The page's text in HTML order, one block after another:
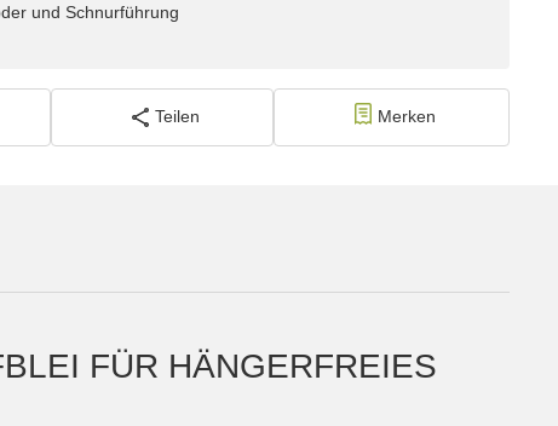
und Schnurführung
Teilen Merken
FÜR HÄNGERFREIES